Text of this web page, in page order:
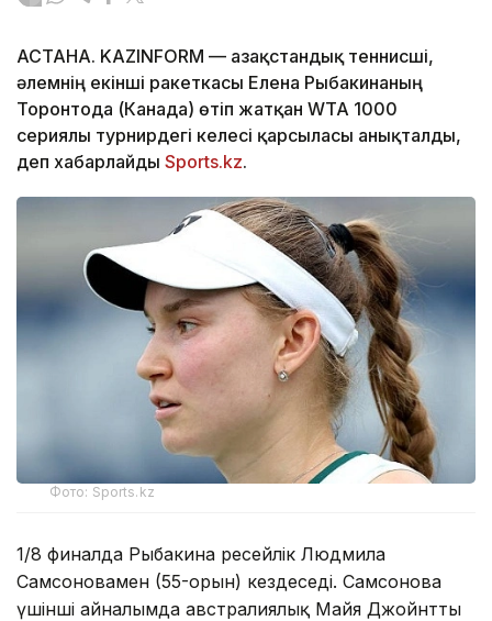
АСТАНА. KAZINFORM — Қазақстандық теннисші,
әлемнің екінші ракеткасы Елена Рыбакинаның
Торонтода (Канада) өтіп жатқан WTA 1000
сериялы турнирдегі келесі қарсыласы анықталды,
деп хабарлайды Sports.kz.
Фото: Sports.kz
1/8 финалда Рыбакина ресейлік Людмила
Самсоновамен (55-орын) кездеседі. Самсонова
үшінші айналымда австралиялық Майя Джойнтты